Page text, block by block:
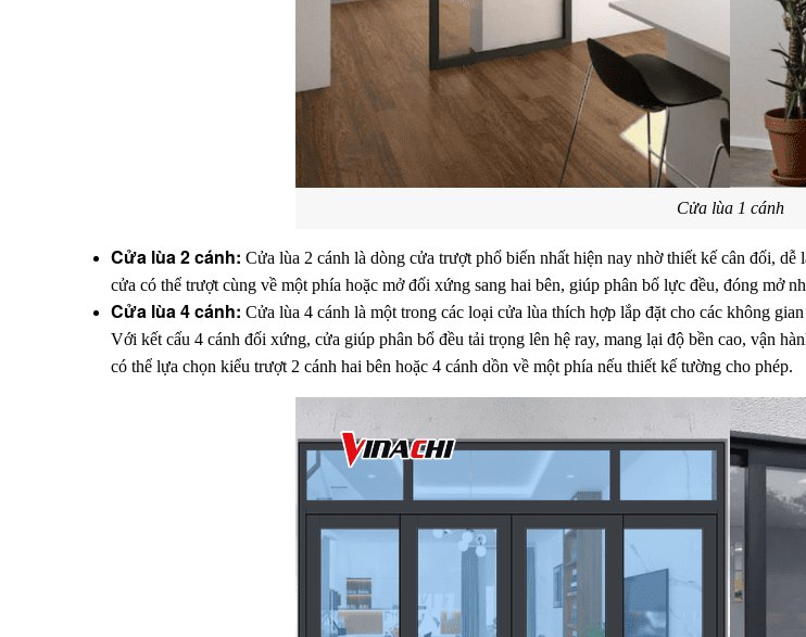
Cửa lùa 1 cánh
Cửa lùa 2 cánh: Cửa lùa 2 cánh là dòng cửa trượt phổ biến nhất hiện nay nhờ thiết kế cân đối,
cửa có thể trượt cùng về một phía hoặc mở đối xứng sang hai bên, giúp phân bố lực đều, đóng mở
Cửa lùa 4 cánh: Cửa lùa 4 cánh là một trong các loại cửa lùa thích hợp lắp đặt cho các không
Với kết cấu 4 cánh đối xứng, cửa giúp phân bổ đều tải trọng lên hệ ray, mang lại độ bền cao, vận
có thể lựa chọn kiểu trượt 2 cánh hai bên hoặc 4 cánh dồn về một phía nếu thiết kế tường cho phép.